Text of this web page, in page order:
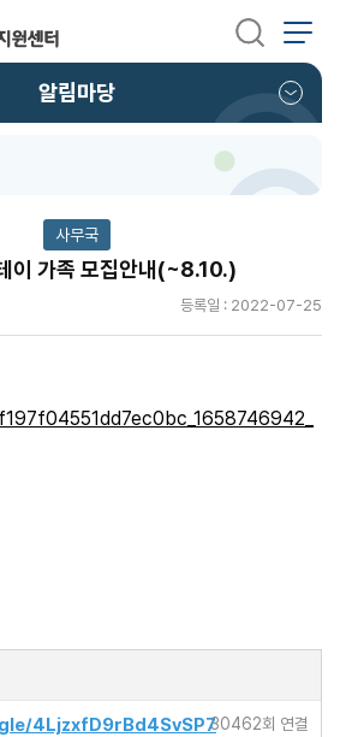
알림마당
사무국
이 가족 모집안내(~8.10.)
등록일 : 2022-07-25
4LjzxfD9rBd4SvSP730462회 연결